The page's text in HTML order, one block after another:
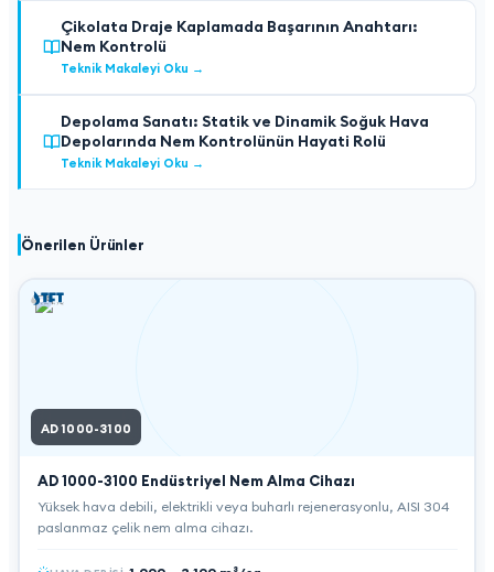
Çikolata Draje Kaplamada Başarının Anahtarı:
Nem Kontrolü
Teknik Makaleyi Oku →
Depolama Sanatı: Statik ve Dinamik Soğuk Hava
Depolarında Nem Kontrolünün Hayati Rolü
Teknik Makaleyi Oku →
Önerilen Ürünler
AD 1000-3100
AD 1000-3100 Endüstriyel Nem Alma Cihazı
Yüksek hava debili, elektrikli veya buharlı rejenerasyonlu, AISI 304
paslanmaz çelik nem alma cihazı.